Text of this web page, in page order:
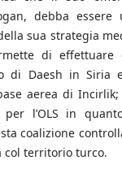
debba essere
sua strategia
di effettuare
di Daesh in Siria
aerea di Incirlik;
l’OLS in
coalizione
col territorio turco.